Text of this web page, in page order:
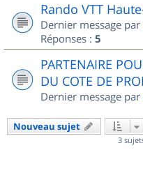
Rando VTT
Dernier message par
Réponses : 5
PARTENAIRE
DU COTE DE
Dernier message par
Nouveau sujet
3